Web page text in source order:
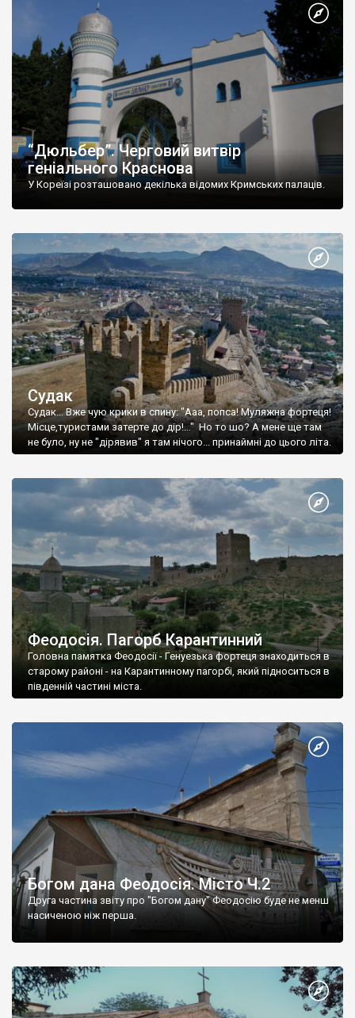
“Дюльбер”. Черговий витвір
геніального Краснова
У Кореїзі розташовано декілька відомих Кримських палаців.
Судак
Судак... Вже чую крики в спину: "Ааа, попса! Муляжна фортеця!
Місце,туристами затерте до дір!..." Но то шо? А мене ще там
не було, ну не "дірявив" я там нічого... принаймні до цього літа.
Феодосія. Пагорб Карантинний
Головна памятка Феодосії - Генуезька фортеця знаходиться в
старому районі - на Карантинному пагорбі, який підноситься в
південній частині міста.
Богом дана Феодосія. Місто Ч.2
Друга частина звіту про "Богом дану" Феодосію буде не менш
насиченою ніж перша.